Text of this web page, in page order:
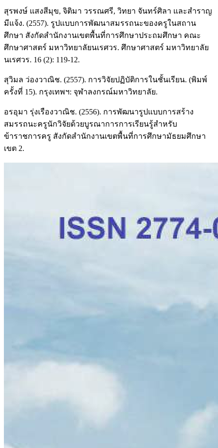
สุรพงษ์ แสงสีมุข, จิติมา วรรณศรี, วิทยา จันทร์ศิลา และสำราญ
มีแจ้ง. (2557). รูปแบบการพัฒนาสมรรถนะของครูในสถาน
ศึกษา สังกัดสำนักงานเขตพื้นที่การศึกษาประถมศึกษา คณะ
ศึกษาศาสตร์ มหาวิทยาลัยนเรศวร. ศึกษาศาสตร์ มหาวิทยาลัย
นเรศวร. 16 (2): 119-12.
สุวิมล ว่องวาณิช. (2557). การวิจัยปฏิบัติการในชั้นเรียน. (พิมพ์
ครั้งที่ 15). กรุงเทพฯ: จุฬาลงกรณ์มหาวิทยาลัย.
อรอุมา รุ่งเรืองวาณิช. (2556). การพัฒนารูปแบบการสร้าง
สมรรถนะครูนักวิจัยด้วยบูรณาการการเรียนรู้สำหรับ
ข้าราชการครู สังกัดสำนักงานเขตพื้นที่การศึกษามัธยมศึกษา
เขต 2.